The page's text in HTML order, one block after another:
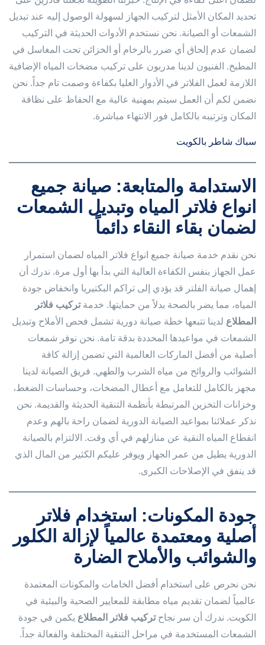
تحديد المكان الأمثل لتركيب الجهاز لسهولة الوصول إليه عند تبديل
الشمعات أو الصيانة. نحن نستخدم الأدوات الحديثة في التركيب
لضمان عدم إلحاق أي ضرر بالرخام أو الخزائن تحت المغاسل في
المطبخ. الفنيون لدينا مدربون على تركيب مضخات المياه الإضافية
اللازمة لعمل الفلاتر في الأدوار العليا بكفاءة وصمت تام جداً. نحن
نضمن لكم أن العمل سيتم بمهنية عالية مع الحفاظ على نظافة
المكان وترتيبه بالكامل فور الانتهاء مباشرة.
سباك شاطر بالكويت
الاستدامة والمتابعة: صيانة جميع
انواع فلاتر المياه وتبديل الشمعات
لضمان بقاء النقاء دائماً
نحن نقدم خدمة صيانة جميع انواع فلاتر المياه لضمان استمرار
عمل الجهاز بنفس الكفاءة العالية التي بدأ بها أول مرة. ندرك أن
إهمال صيانة الفلتر قد يؤدي إلى تراكم البكتيريا وانخفاض جودة
المياه، مما يضر بالصحة بدلاً من حمايتها. خدمةتركيب فلاتر
المطلاع لدينا تتبعها خطة صيانة دورية تشمل فحص الأملاح وتبديل
الشمعات في مواعيدها المحددة بدقة تامة. نحن نوفر شمعات
أصلية من أفضل الماركات العالمية التي تضمن إزالة كافة
الشوائب والروائح من مياه الشرب والطهي. فريق الصيانة لدينا
مجهز بالكامل للتعامل مع أعطال المضخات، وحساسات الضغط،
وخزانات التخزين المرتبطة بأنظمة التنقية الحديثة والقديمة. نحن
نذكر عملائنا بمواعيد الصيانة الدورية لضمان راحة بالهم وعدم
انقطاع المياه النقية عن منازلهم في أي وقت. الالتزام بالصيانة
الدورية يطيل من عمر الجهاز ويوفر عليكم الكثير من المال الذي
قد ينفق في الإصلاحات الكبرى.
جودة المكونات: استخدام فلاتر
أصلية ومعتمدة عالمياً لإزالة الكلور
والشوائب والأملاح الضارة
نحن نحرص على استخدام أفضل الخامات والمكونات المعتمدة
عالمياً لضمان تقديم مياه مطابقة للمعايير الصحية والبيئية في
الكويت. ندرك أن سر نجاحتركيب فلاتر المطلاع يكمن في جودة
الشمعات المستخدمة في مراحل التنقية المختلفة والفعالة جداً.